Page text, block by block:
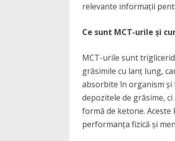
relevante informații
Ce sunt MCT-urile și
MCT-urile sunt
grăsimile cu lanț lung,
absorbite în organism și
depozitele de grăsime,
formă de ketone.
performanța fizică și